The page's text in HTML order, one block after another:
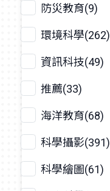
防災教育(9)
環境科學(262)
資訊科技(49)
推薦(33)
海洋教育(68)
科學攝影(391)
科學繪圖(61)